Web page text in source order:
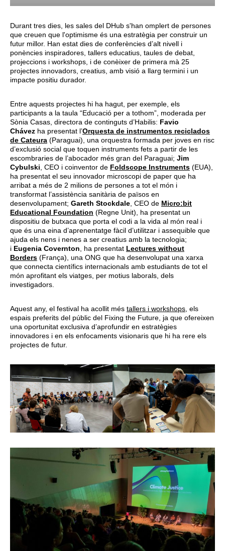
Durant tres dies, les sales del DHub s'han omplert de persones
que creuen que l'optimisme és una estratègia per construir un
futur millor. Han estat dies de conferències d’alt nivell i
ponències inspiradores, tallers educatius, taules de debat,
projeccions i workshops, i de conèixer de primera mà 25
projectes innovadors, creatius, amb visió a llarg termini i un
impacte positiu durador.
Entre aquests projectes hi ha hagut, per exemple, els
participants a la taula “Educació per a tothom”, moderada per
Sònia Casas, directora de continguts d’Habilis: Favio
Chávez ha presentat l’Orquesta de instrumentos reciclados
de Cateura (Paraguai), una orquestra formada per joves en risc
d’exclusió social que toquen instruments fets a partir de les
escombraries de l’abocador més gran del Paraguai; Jim
Cybulski , CEO i coinventor de Foldscope Instruments (EUA),
ha presentat el seu innovador microscopi de paper que ha
arribat a més de 2 milions de persones a tot el món i
transformat l’assistència sanitària de països en
desenvolupament; Gareth Stockdale , CEO de Micro:bit
Educational Foundation (Regne Unit), ha presentat un
dispositiu de butxaca que porta el codi a la vida al món real i
que és una eina d’aprenentatge fàcil d’utilitzar i assequible que
ajuda els nens i nenes a ser creatius amb la tecnologia;
i Eugenia Covernton , ha presentat Lectures without
Borders (França), una ONG que ha desenvolupat una xarxa
que connecta científics internacionals amb estudiants de tot el
món aprofitant els viatges, per motius laborals, dels
investigadors.
Aquest any, el festival ha acollit més tallers i workshops , els
espais preferits del públic del Fixing the Future, ja que ofereixen
una oportunitat exclusiva d’aprofundir en estratègies
innovadores i en els enfocaments visionaris que hi ha rere els
projectes de futur.